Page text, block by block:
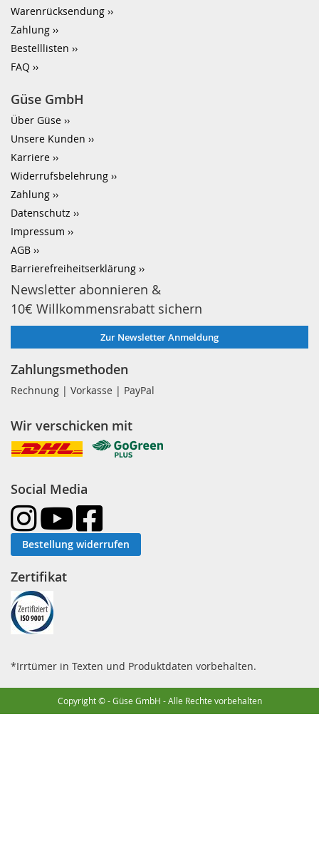
Warenrücksendung
Zahlung
Bestelllisten
FAQ
Güse GmbH
Über Güse
Unsere Kunden
Karriere
Widerrufsbelehrung
Zahlung
Datenschutz
Impressum
AGB
Barrierefreiheitserklärung
Newsletter abonnieren &
10€ Willkommensrabatt sichern
Zur Newsletter Anmeldung
Zahlungsmethoden
Rechnung | Vorkasse | PayPal
Wir verschicken mit
Social Media
Bestellung widerrufen
Zertifikat
*Irrtümer in Texten und Produktdaten vorbehalten.
Copyright © - Güse GmbH - Alle Rechte vorbehalten